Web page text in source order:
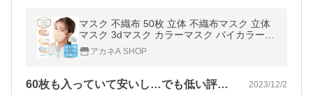
マスク 不織布 50枚 立体 不織布マスク 立体
マスク 3dマスク カラーマスク バイカラー
小顔マスク 使い捨てマスク おしゃれ 血色カ
ラー 大容量 冷感 血色マスク
アカネA SHOP
60枚も入っていて安いし…でも低い評価… 2023/12/2